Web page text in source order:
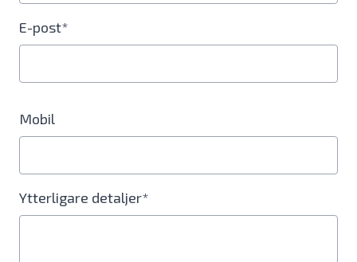
E-post*
Mobil
Ytterligare detaljer*